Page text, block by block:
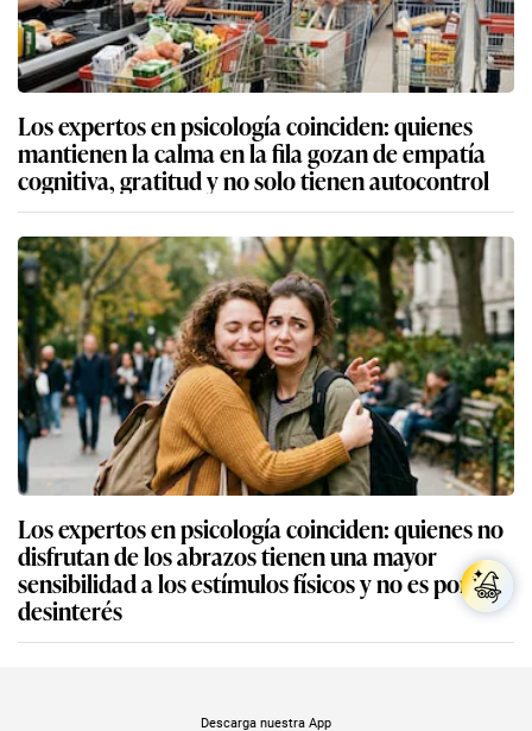
Los expertos en psicología coinciden: quienes
mantienen la calma en la fila gozan de empatía
cognitiva, gratitud y no solo tienen autocontrol
Los expertos en psicología coinciden: quienes no
disfrutan de los abrazos tienen una mayor
sensibilidad a los estímulos físicos y no es por
desinterés
Descarga nuestra App